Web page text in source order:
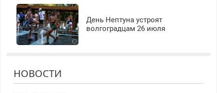
День Нептуна устроят
волгоградцам 26 июля
НОВОСТИ